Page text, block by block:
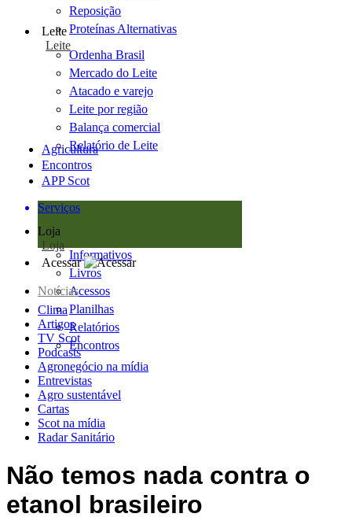
Reposição
Proteínas Alternativas
Leite
Leite
Ordenha Brasil
Mercado do Leite
Atacado e varejo
Leite por região
Balança comercial
Relatório de Leite
Agricultura
Encontros
APP Scot
Serviços
Loja
Loja
Informativos
Livros
Acessos
Planilhas
Relatórios
Encontros
Acessar
Notícias
Clima
Artigos
TV Scot
Podcasts
Agronegócio na mídia
Entrevistas
Agro sustentável
Cartas
Scot na mídia
Radar Sanitário
Não temos nada contra o
etanol brasileiro